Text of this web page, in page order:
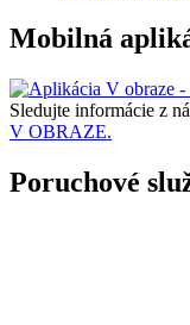
Mobilná
Sledujte informácie z
V OBRAZE.
Poruchové